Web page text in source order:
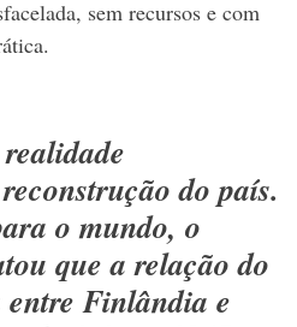
sem recursos e com
do país.
o mundo, o
que a relação do
Finlândia e